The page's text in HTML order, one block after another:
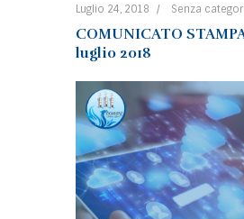
Luglio 24, 2018 Senza
COMUNICATO
luglio 2018